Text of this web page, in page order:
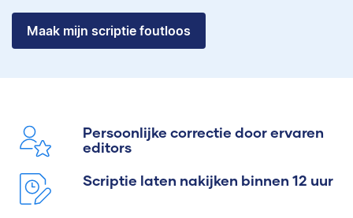
Maak mijn scriptie foutloos
Persoonlijke correctie door ervaren
editors
Scriptie laten nakijken binnen 12 uur